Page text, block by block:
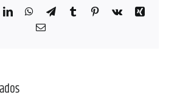
LinkedInWhatsApp
TelegramTumblr Pinterest
Vk
Xing
Correo